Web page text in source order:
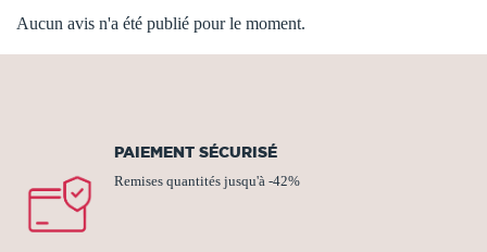
Aucun avis n'a été publié pour le moment.
PAIEMENT SÉCURISÉ
Remises quantités jusqu'à -42%